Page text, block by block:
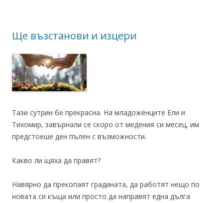
Ще възстанови и изцери
Тази сутрин бе прекрасна. На младоженците Ели и
Тихомир, завърнали се скоро от медения си месец, им
предстоеше ден пълен с възможности.
Какво ли щяха да правят?
Навярно да прекопаят градината, да работят нещо по
новата си къща или просто да направят една дълга